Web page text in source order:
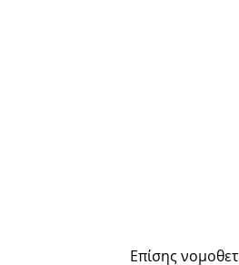
Επίσης